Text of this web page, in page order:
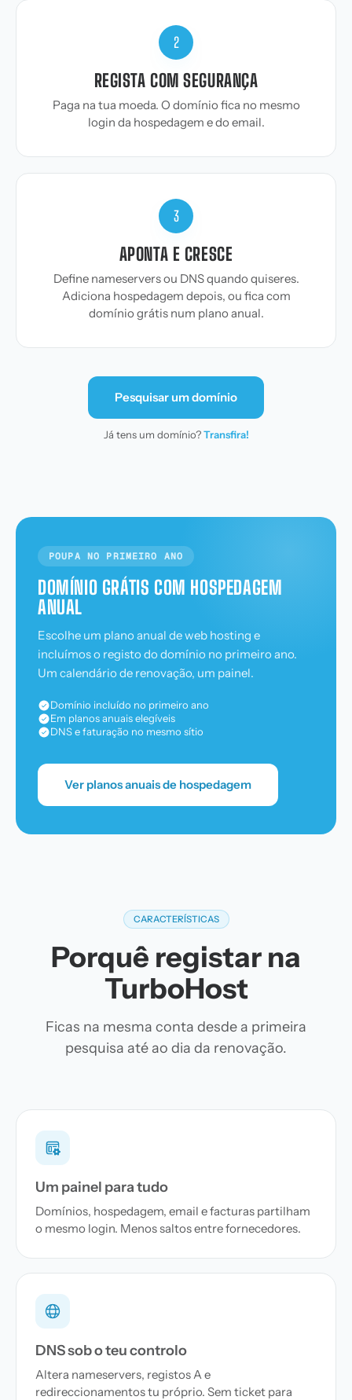
2
REGISTA COM SEGURANÇA
Paga na tua moeda. O domínio fica no mesmo
login da hospedagem e do email.
3
APONTA E CRESCE
Define nameservers ou DNS quando quiseres.
Adiciona hospedagem depois, ou fica com
domínio grátis num plano anual.
Pesquisar um domínio
Já tens um domínio?Transfira!
POUPA NO PRIMEIRO ANO
DOMÍNIO GRÁTIS COM HOSPEDAGEM
ANUAL
Escolhe um plano anual de web hosting e
incluímos o registo do domínio no primeiro ano.
Um calendário de renovação, um painel.
Domínio incluído no primeiro ano
Em planos anuais elegíveis
DNS e faturação no mesmo sítio
Ver planos anuais de hospedagem
CARACTERÍSTICAS
Porquê registar na
TurboHost
Ficas na mesma conta desde a primeira
pesquisa até ao dia da renovação.
Um painel para tudo
Domínios, hospedagem, email e facturas partilham
o mesmo login. Menos saltos entre fornecedores.
DNS sob o teu controlo
Altera nameservers, registos A e
redireccionamentos tu próprio. Sem ticket para